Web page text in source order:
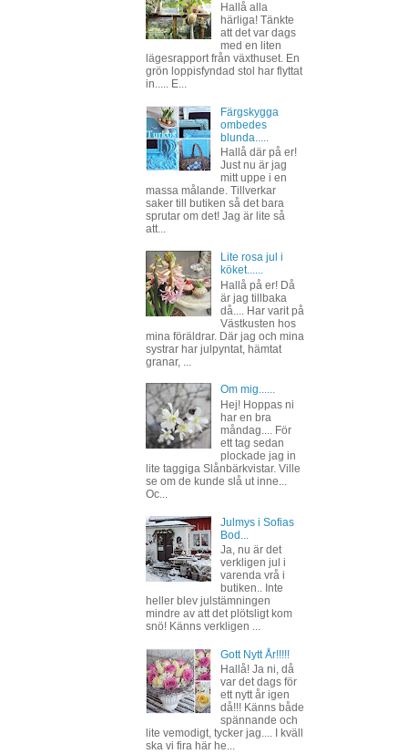
Hallå alla
härliga! Tänkte
att det var dags
med en liten
lägesrapport från växthuset. En
grön loppisfyndad stol har flyttat
in..... E...
Färgskygga
ombedes
blunda.....
Hallå där på er!
Just nu är jag
mitt uppe i en
massa målande. Tillverkar
saker till butiken så det bara
sprutar om det! Jag är lite så
att...
Lite rosa jul i
köket......
Hallå på er! Då
är jag tillbaka
då.... Har varit på
Västkusten hos
mina föräldrar. Där jag och mina
systrar har julpyntat, hämtat
granar, ...
Om mig......
Hej! Hoppas ni
har en bra
måndag.... För
ett tag sedan
plockade jag in
lite taggiga Slånbärkvistar. Ville
se om de kunde slå ut inne...
Oc...
Julmys i Sofias
Bod...
Ja, nu är det
verkligen jul i
varenda vrå i
butiken.. Inte
heller blev julstämningen
mindre av att det plötsligt kom
snö! Känns verkligen ...
Gott Nytt År!!!!!
Hallå! Ja ni, då
var det dags för
ett nytt år igen
då!!! Känns både
spännande och
lite vemodigt, tycker jag.... I kväll
ska vi fira här he...